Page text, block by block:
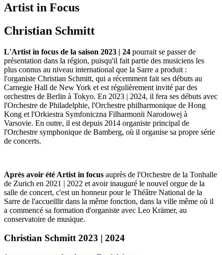
Artist in Focus
Christian Schmitt
L'Artist in focus de la saison 2023 | 24 pourrait se passer de
présentation dans la région, puisqu'il fait partie des musiciens les
plus connus au niveau international que la Sarre a produit :
l'organiste Christian Schmitt, qui a récemment fait ses débuts au
Carnegie Hall de New York et est régulièrement invité par des
orchestres de Berlin à Tokyo. En 2023 | 2024, il fera ses débuts avec
l'Orchestre de Philadelphie, l'Orchestre philharmonique de Hong
Kong et l'Orkiestra Symfoniczna Filharmonii Narodowej à
Varsovie. En outre, il est depuis 2014 organiste principal de
l'Orchestre symphonique de Bamberg, où il organise sa propre série
de concerts.
Après avoir été Artist in focus auprès de l'Orchestre de la Tonhalle
de Zurich en 2021 | 2022 et avoir inauguré le nouvel orgue de la
salle de concert, c'est un honneur pour le Théâtre National de la
Sarre de l'accueillir dans la même fonction, dans la ville même où il
a commencé sa formation d'organiste avec Leo Krämer, au
conservatoire de musique.
Christian Schmitt 2023 | 2024